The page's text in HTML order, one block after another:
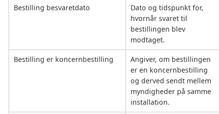
Bestilling besvaretdato
Dato og tidspunkt for,
hvornår svaret til
bestillingen blev
modtaget.
Bestilling er koncernbestilling
Angiver, om bestillingen
er en koncernbestilling
og derved sendt mellem
myndigheder på samme
installation.